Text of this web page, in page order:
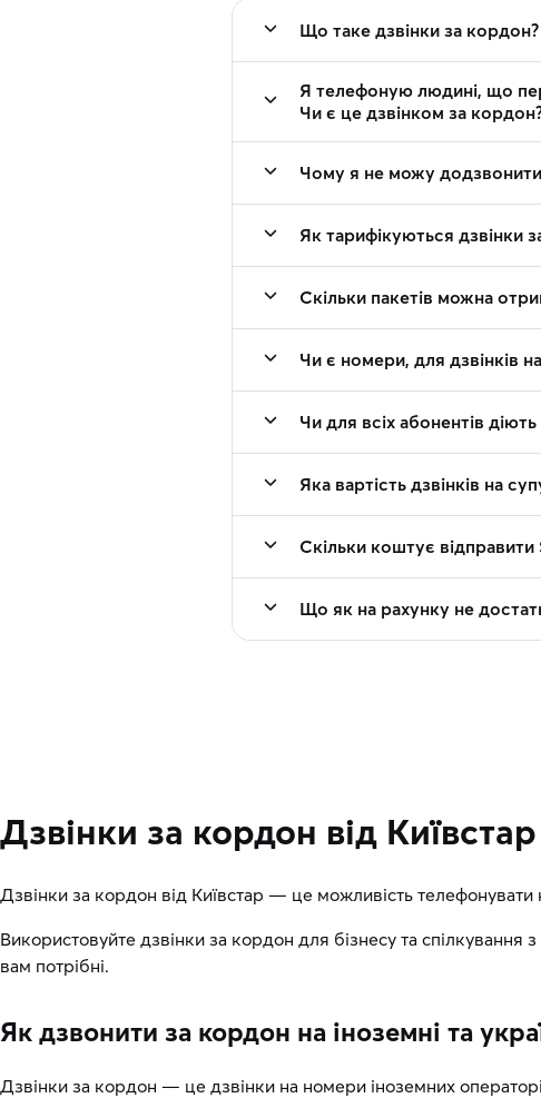
Що таке дзвінки за кордон?
Я телефоную людині, що
Чи є це дзвінком за
Чому я не можу
Як тарифікуються дзвінки
Скільки пакетів можна
Чи є номери, для дзвінків
Чи для всіх абонентів
Яка вартість дзвінків на
Скільки коштує відправити
Що як на рахунку не
Дзвінки за кордон від Київстар
Дзвінки за кордон від Київстар — це можливість телефонувати
Використовуйте дзвінки за кордон для бізнесу та
вам потрібні.
Як дзвонити за кордон на іноземні та
Дзвінки за кордон — це дзвінки на номери іноземних